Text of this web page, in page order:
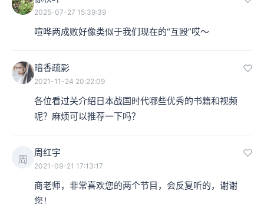
2025-07-27 15:39:39
喧哗两成败好像类似于我们现在的“互殴”哎～
暗香疏影
2021-11-24 20:22:09
各位看过关介绍日本战国时代哪些优秀的书籍和视频
呢？麻烦可以推荐一下吗？
周
周红宇
2021-09-21 17:13:17
商老师，非常喜欢您的两个节目，会反复听的，谢谢
您！